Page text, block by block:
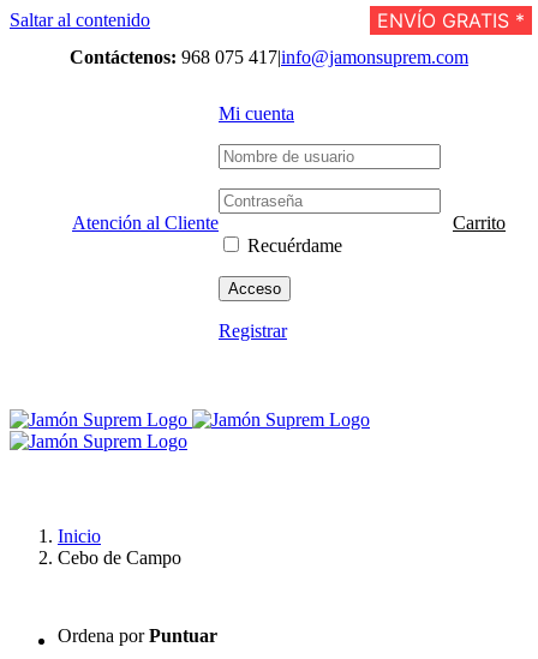
Saltar al contenido
Contáctenos: 968 075 417|info@jamonsuprem.com
Atención al Cliente
Mi cuenta
Recuérdame
Registrar
Carrito
Inicio
Cebo de Campo
Ordena porPuntuar
ENVÍO GRATIS *
ENVÍO GRATIS *
ENVÍO GRATIS *
ENVÍO GRATIS *
ENVÍO GRATIS *
ENVÍO GRATIS *
ENVÍO GRATIS *
ENVÍO GRATIS *
ENVÍO GRATIS *
ENVÍO GRATIS *
ENVÍO GRATIS *
ENVÍO GRATIS *